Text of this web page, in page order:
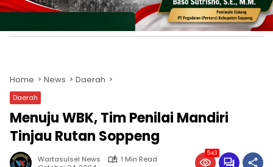
Daerah
Menuju WBK, Tim Penilai Mandiri
Wartasulsel News
October 24, 2024